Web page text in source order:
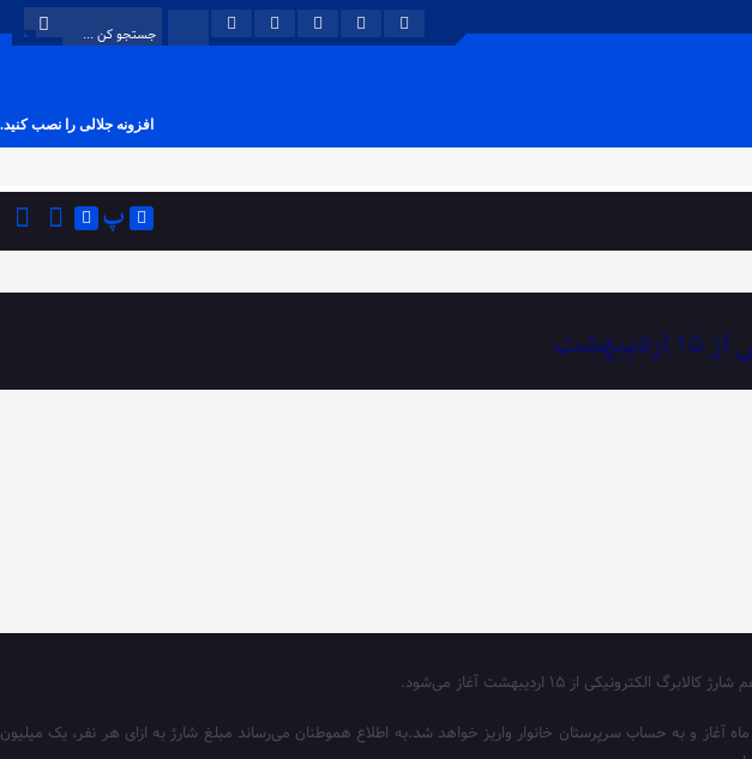
افزونه جلالی را نصب کنید.
پ
از ۱۵ اردیبهشت آغاز می‌شود.
اجتماعی اعلام کرد: با استمرار حمایت‌های دولت، مرحله دهم طرح کالابرگ الکترونیکی از روز سه‌شنبه ۱۵ اردیبهشت ماه آغاز و به حساب سرپرستان خانوار واریز خواهد شد.به اطلاع هموطنان می‌رساند مبلغ شارژ به ازای هر نفر، یک میلیون